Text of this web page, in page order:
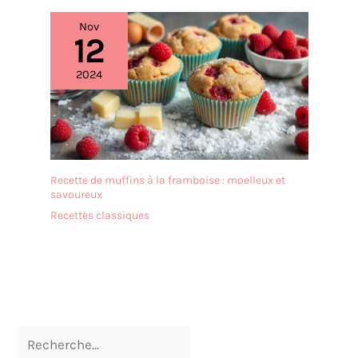
trajectoire planétaire peut
être envoyée plus
uniformément à 360
degrés. 【Tête Inclinable et
Design D'apparence】Le
robot culinaire Zuccie avec
base lestée et 4 pieds
antidérapants est stable
sans glisser même à
grande vitesse. La
Nov
12
2024
Recette de muffins à la framboise : moelleux et
savoureux
Recettes classiques